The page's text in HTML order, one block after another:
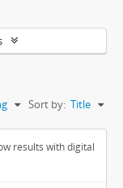
Sort by: Title
results with digital